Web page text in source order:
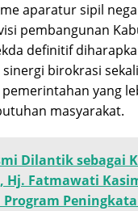
aparatur sipil
pembangunan
definitif
birokrasi
yang
masyarakat.
Dilantik sebagai
Hj. Fatmawati
Program